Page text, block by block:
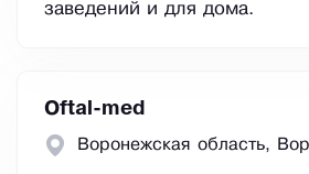
заведений и для дома.
Oftal-med
Воронежская область,